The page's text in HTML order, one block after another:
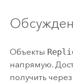
Объекты
напрямую.
получить